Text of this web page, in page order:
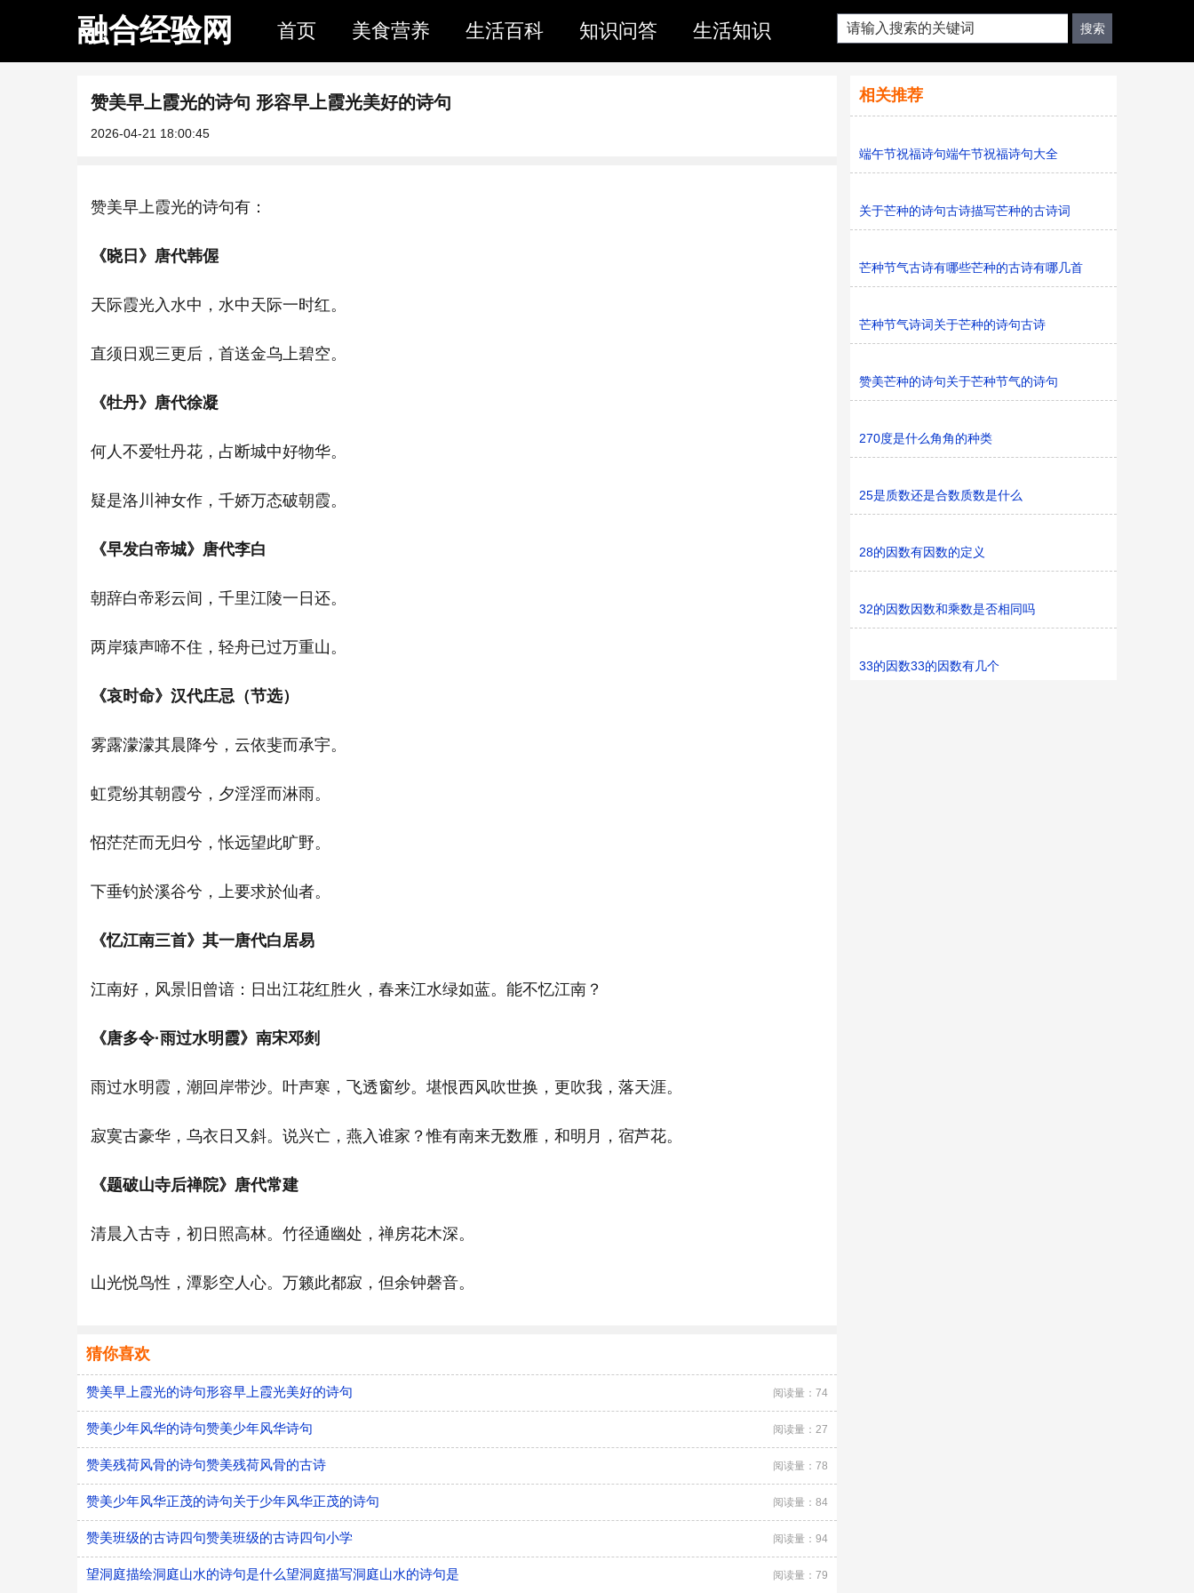
融合经验网 首页 美食营养 生活百科 知识问答 生活知识
赞美早上霞光的诗句 形容早上霞光美好的诗句
2026-04-21 18:00:45
赞美早上霞光的诗句有：
《晓日》唐代韩偓
天际霞光入水中，水中天际一时红。
直须日观三更后，首送金乌上碧空。
《牡丹》唐代徐凝
何人不爱牡丹花，占断城中好物华。
疑是洛川神女作，千娇万态破朝霞。
《早发白帝城》唐代李白
朝辞白帝彩云间，千里江陵一日还。
两岸猿声啼不住，轻舟已过万重山。
《哀时命》汉代庄忌（节选）
雾露濛濛其晨降兮，云依斐而承宇。
虹霓纷其朝霞兮，夕淫淫而淋雨。
怊茫茫而无归兮，怅远望此旷野。
下垂钓於溪谷兮，上要求於仙者。
《忆江南三首》其一唐代白居易
江南好，风景旧曾谙：日出江花红胜火，春来江水绿如蓝。能不忆江南？
《唐多令·雨过水明霞》南宋邓剡
雨过水明霞，潮回岸带沙。叶声寒，飞透窗纱。堪恨西风吹世换，更吹我，落天涯。
寂寞古豪华，乌衣日又斜。说兴亡，燕入谁家？惟有南来无数雁，和明月，宿芦花。
《题破山寺后禅院》唐代常建
清晨入古寺，初日照高林。竹径通幽处，禅房花木深。
山光悦鸟性，潭影空人心。万籁此都寂，但余钟磬音。
猜你喜欢
赞美早上霞光的诗句形容早上霞光美好的诗句 阅读量：74
赞美少年风华的诗句赞美少年风华诗句 阅读量：27
赞美残荷风骨的诗句赞美残荷风骨的古诗 阅读量：78
赞美少年风华正茂的诗句关于少年风华正茂的诗句 阅读量：84
赞美班级的古诗四句赞美班级的古诗四句小学 阅读量：94
望洞庭描绘洞庭山水的诗句是什么望洞庭描写洞庭山水的诗句是 阅读量：79
相关推荐
端午节祝福诗句端午节祝福诗句大全
关于芒种的诗句古诗描写芒种的古诗词
芒种节气古诗有哪些芒种的古诗有哪几首
芒种节气诗词关于芒种的诗句古诗
赞美芒种的诗句关于芒种节气的诗句
270度是什么角角的种类
25是质数还是合数质数是什么
28的因数有因数的定义
32的因数因数和乘数是否相同吗
33的因数33的因数有几个